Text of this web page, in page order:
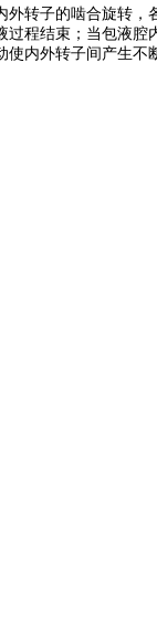
转子的啮合旋转，
程结束；当包液腔
内外转子间产生不